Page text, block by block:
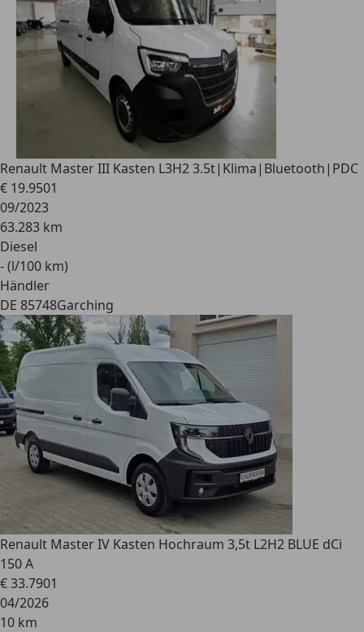
Renault Master III Kasten L3H2 3.5t|Klima|Bluetooth|PDC
€ 19.9501
09/2023
63.283 km
Diesel
- (l/100 km)
Händler
DE 85748Garching
Renault Master IV Kasten Hochraum 3,5t L2H2 BLUE dCi
150 A
€ 33.7901
04/2026
10 km